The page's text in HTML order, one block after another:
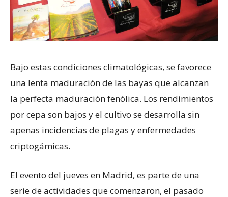
Bajo estas condiciones climatológicas, se favorece
una lenta maduración de las bayas que alcanzan
la perfecta maduración fenólica. Los rendimientos
por cepa son bajos y el cultivo se desarrolla sin
apenas incidencias de plagas y enfermedades
criptogámicas.
El evento del jueves en Madrid, es parte de una
serie de actividades que comenzaron, el pasado